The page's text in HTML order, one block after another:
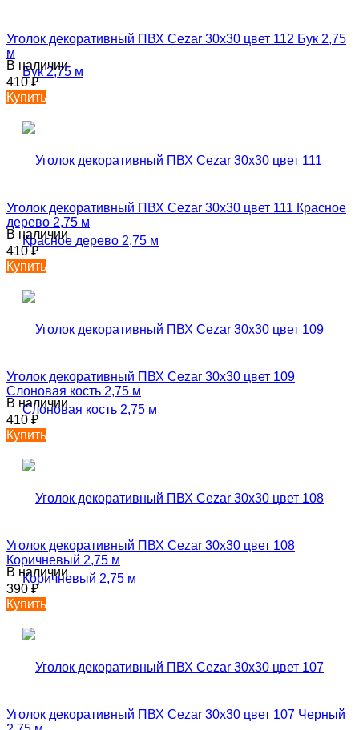
Уголок декоративный ПВХ Cezar 30х30 цвет 112 Бук 2,75
м
В наличии
410₽
Купить
Уголок декоративный ПВХ Cezar 30х30 цвет 111 Красное
дерево 2,75 м
В наличии
410₽
Купить
Уголок декоративный ПВХ Cezar 30х30 цвет 109
Слоновая кость 2,75 м
В наличии
410₽
Купить
Уголок декоративный ПВХ Cezar 30х30 цвет 108
Коричневый 2,75 м
В наличии
390₽
Купить
Уголок декоративный ПВХ Cezar 30х30 цвет 107 Черный